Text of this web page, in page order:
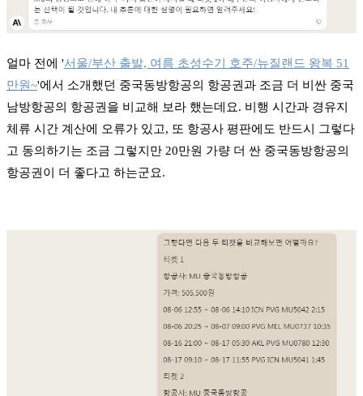
얼마 전에 '서울/부산 출발, 여름 초성수기 호주/뉴질랜드 왕복 51
만원~'에서 소개했던 중국동방항공의 항공권과 조금 더 비싼 중국
남방항공의 항공권을 비교해 보라 했는데요. 비행 시간과 경유지
체류 시간 계산에 오류가 있고, 또 항공사 평판에도 반드시 그렇다
고 동의하기는 조금 그렇지만 20만원 가량 더 싼 중국동방항공의
항공권이 더 좋다고 하는군요.